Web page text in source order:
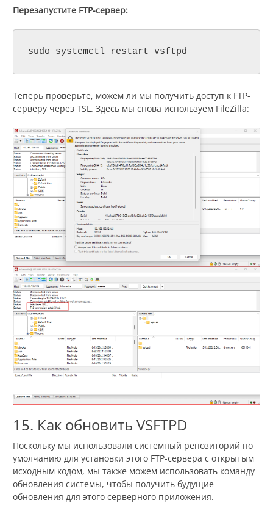
Перезапустите FTP-сервер:
sudo systemctl restart vsftpd
Теперь проверьте, можем ли мы получить доступ к FTP-
серверу через TSL. Здесь мы снова используем FileZilla:
15. Как обновить VSFTPD
Поскольку мы использовали системный репозиторий по
умолчанию для установки этого FTP-сервера с открытым
исходным кодом, мы также можем использовать команду
обновления системы, чтобы получить будущие
обновления для этого серверного приложения.